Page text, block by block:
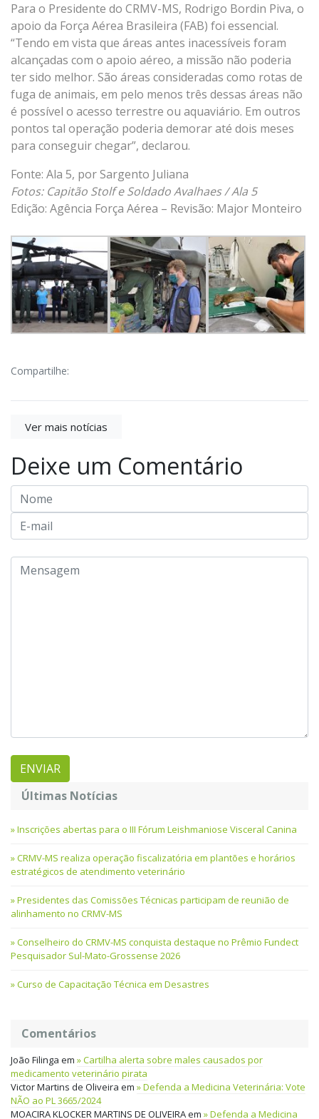
Para o Presidente do CRMV-MS, Rodrigo Bordin Piva, o
apoio da Força Aérea Brasileira (FAB) foi essencial.
“Tendo em vista que áreas antes inacessíveis foram
alcançadas com o apoio aéreo, a missão não poderia
ter sido melhor. São áreas consideradas como rotas de
fuga de animais, em pelo menos três dessas áreas não
é possível o acesso terrestre ou aquaviário. Em outros
pontos tal operação poderia demorar até dois meses
para conseguir chegar”, declarou.
Fonte: Ala 5, por Sargento Juliana
Fotos: Capitão Stolf e Soldado Avalhaes / Ala 5
Edição: Agência Força Aérea – Revisão: Major Monteiro
Compartilhe:
Ver mais notícias
Deixe um Comentário
Últimas Notícias
Inscrições abertas para o III Fórum Leishmaniose Visceral Canina
CRMV-MS realiza operação fiscalizatória em plantões e horários
estratégicos de atendimento veterinário
Presidentes das Comissões Técnicas participam de reunião de
alinhamento no CRMV-MS
Conselheiro do CRMV-MS conquista destaque no Prêmio Fundect
Pesquisador Sul-Mato-Grossense 2026
Curso de Capacitação Técnica em Desastres
Comentários
João Filinga em
Cartilha alerta sobre males causados por
medicamento veterinário pirata
Victor Martins de Oliveira em
Defenda a Medicina Veterinária: Vote
NÃO ao PL 3665/2024
MOACIRA KLOCKER MARTINS DE OLIVEIRAem Defenda a Medicina